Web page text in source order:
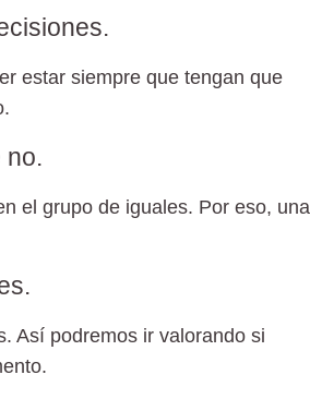
estar siempre que tengan que
no.
el grupo de iguales. Por eso, una
Así podremos ir valorando si